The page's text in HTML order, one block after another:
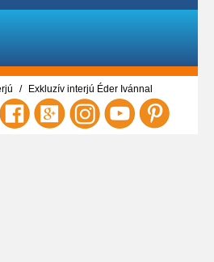
Exkluzív interjú Éder Ivánnal